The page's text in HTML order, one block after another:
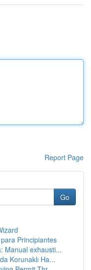
Report Page
Go
Principiantes
Manual exhausti...
Korunaklı Ha...